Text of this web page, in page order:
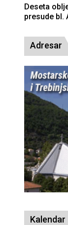
Deseta
presude bl.
Adresar
Kalendar